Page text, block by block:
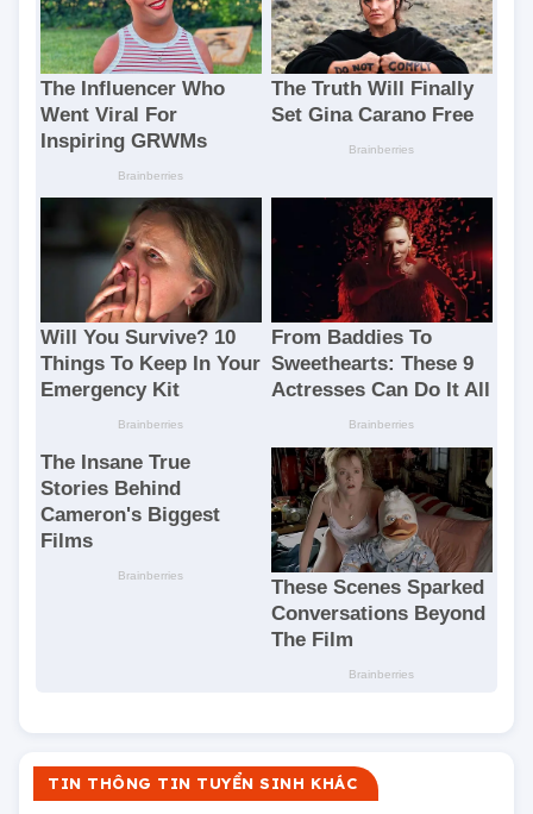
TIN THÔNG TIN TUYỂN SINH KHÁC